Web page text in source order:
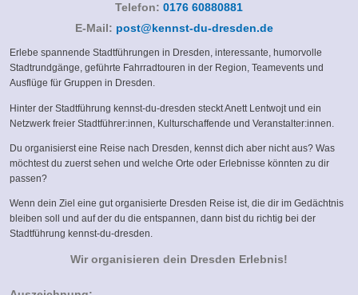
Telefon: 0176 60880881
E-Mail: post@kennst-du-dresden.de(link
e-
mail)
Erlebe spannende Stadtführungen in Dresden, interessante, humorvolle
Stadtrundgänge, geführte Fahrradtouren in der Region, Teamevents und
Ausflüge für Gruppen in Dresden.
Hinter der Stadtführung kennst-du-dresden steckt Anett Lentwojt und ein
Netzwerk freier Stadtführer:innen, Kulturschaffende und Veranstalter:innen.
Du organisierst eine Reise nach Dresden, kennst dich aber nicht aus? Was
möchtest du zuerst sehen und welche Orte oder Erlebnisse könnten zu dir
passen?
Wenn dein Ziel eine gut organisierte Dresden Reise ist, die dir im Gedächtnis
bleiben soll und auf der du die entspannen, dann bist du richtig bei der
Stadtführung kennst-du-dresden.
Wir organisieren dein Dresden Erlebnis!